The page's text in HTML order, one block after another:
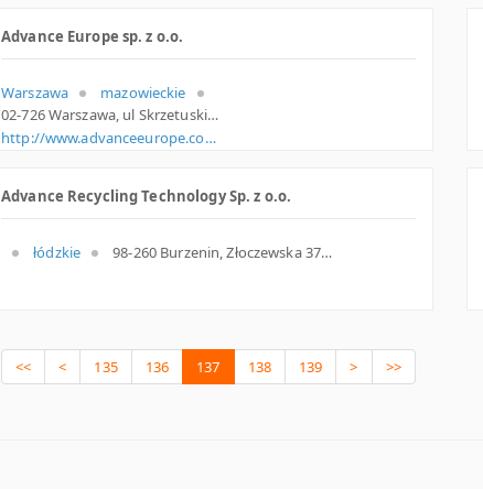
Advance Europe sp. z o.o.
Warszawa
mazowieckie
02-726 Warszawa, ul Skrzetuskiego 30, mazowieckie
http://www.advanceeurope.com.pl
Advance Recycling Technology Sp. z o.o.
łódzkie 98-260 Burzenin, Złoczewska 37, woj. Łódzkie, pow. Sieradzki, gm. Burzenin
<< < 135 136 137 138 139 > >>